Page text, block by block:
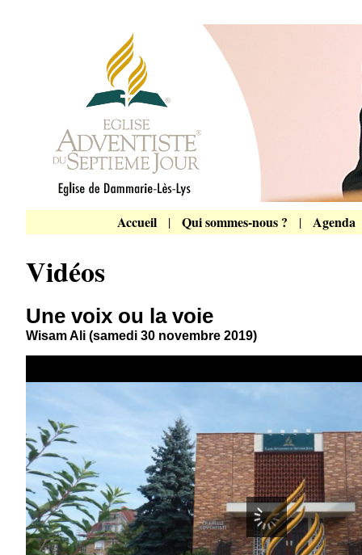
Accueil| Qui sommes-nous ? | Agenda
Vidéos
Une voix ou la voie
Wisam Ali (samedi 30 novembre 2019)